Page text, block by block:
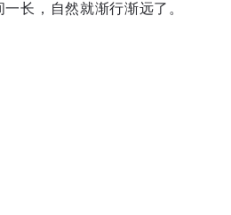
长，自然就渐行渐远了。